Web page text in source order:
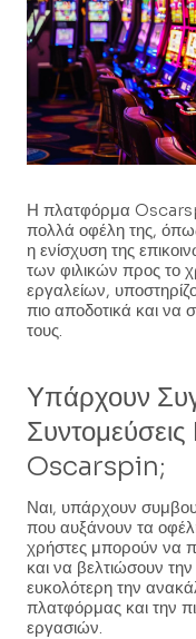
Η πλατφόρμα
πολλά οφέλη της,
η ενίσχυση της
των φιλικών προς το
εργαλείων,
πιο αποδοτικά και να
τους.
Υπάρχουν
Oscarspin;
Ναι, υπάρχουν
που αυξάνουν τα
χρήστες μπορούν να
και να βελτιώσουν
ευκολότερη την
πλατφόρμας και την
εργασιών.